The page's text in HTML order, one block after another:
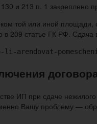
и 213 п. 1
той или иной площади,
209 статье ГК РФ.
arendovat-
Вашу проблему —